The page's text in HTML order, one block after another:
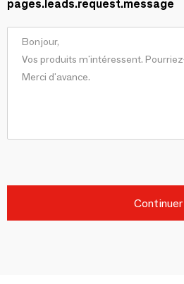
pages.leads.request.message
Continuer